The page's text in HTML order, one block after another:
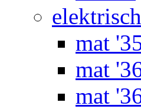
mat
mat
mat